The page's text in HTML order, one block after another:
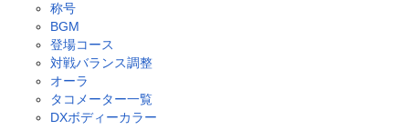
称号
BGM
登場コース
対戦バランス調整
オーラ
タコメーター一覧
DXボディーカラー